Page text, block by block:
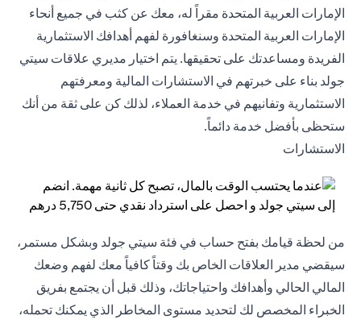
الإمارات العربية المتحدة مقراً له، معك عن كثب في جميع أنحاء
الإمارات العربية المتحدة وسنغافورة لفهم أهدافك الاستثمارية
الفريدة ومساعدتك على تحقيقها. يتم اختيار مديري علاقات سيتي
جولد بناء على خبرتهم في الاستشارات المالية ومعرفتهم
الاستثمارية وتفانيهم في خدمة العملاء، لذلك كن على ثقة من أنك
ستحظى بأفضل خدمة دائماً.
الاستشارات
من لحظة قيامك بفتح حساب في فئة سيتي جولد وبشكل مستمر،
سيقضي مدير العلاقات الخاص بك وقتاً كافياً معك لفهم وضعك
المالي الحالي وأهدافك واحتياجاتك، وذلك قبل أن يجتمع بفريق
الخبراء المخصص لك لتحديد مستوى المخاطر الذي يمكنك تحمله،